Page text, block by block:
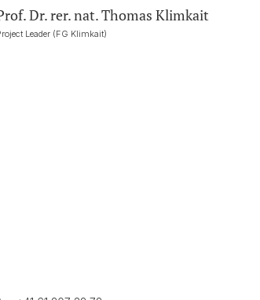
Dr. rer. nat. Thomas Klimkait
Leader (FG Klimkait)